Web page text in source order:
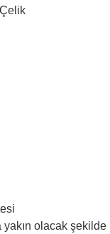
olacak şekilde